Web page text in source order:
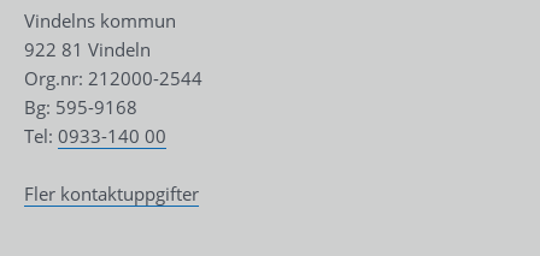
Vindelns kommun
922 81 Vindeln
Org.nr: 212000-2544
Bg: 595-9168
Tel: 0933-140 00
Fler kontaktuppgifter